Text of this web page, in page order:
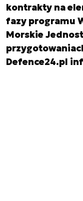
kontrakty na
fazy programu
Morskie
Defence24.pl